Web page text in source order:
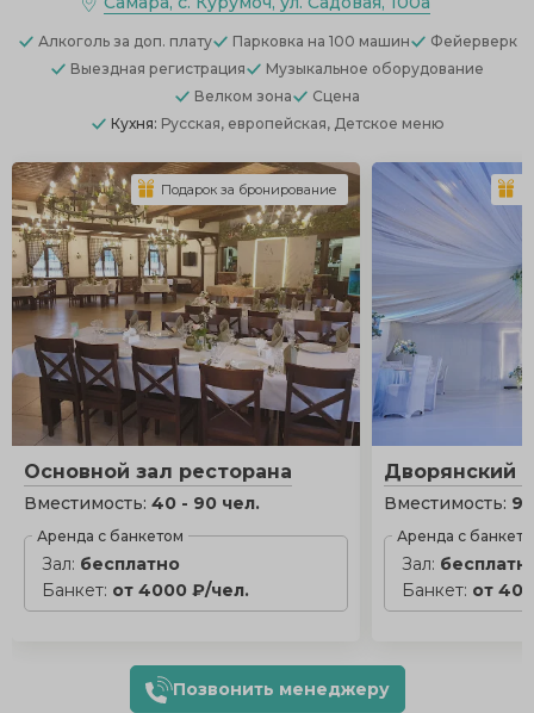
Алкоголь за доп. плату Парковка на 100 машин
Фейерверк
Выездная регистрация
Музыкальное оборудование
Велком зона
Сцена
Кухня: Русская, европейская, Детское меню
Основной зал ресторана
Вместимость: 40 - 90 чел.
Аренда с банкетом
Зал: бесплатно
Банкет: от 4000 ₽/чел.
Подарок за бронирование
Дворянский
Вместимость:
Аренда с
Зал:
Банкет: от
Позвонить менеджеру